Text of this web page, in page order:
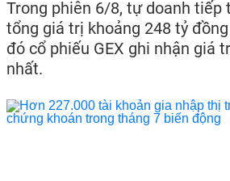
Trong phiên 6/8, tự doanh tiếp
tổng giá trị khoảng 248 tỷ
đó cổ phiếu GEX ghi nhận giá
nhất.